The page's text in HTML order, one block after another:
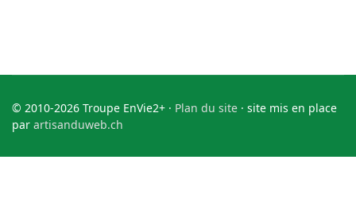
© 2010-2026 Troupe EnVie2+ · Plan du site · site mis en place
par artisanduweb.ch